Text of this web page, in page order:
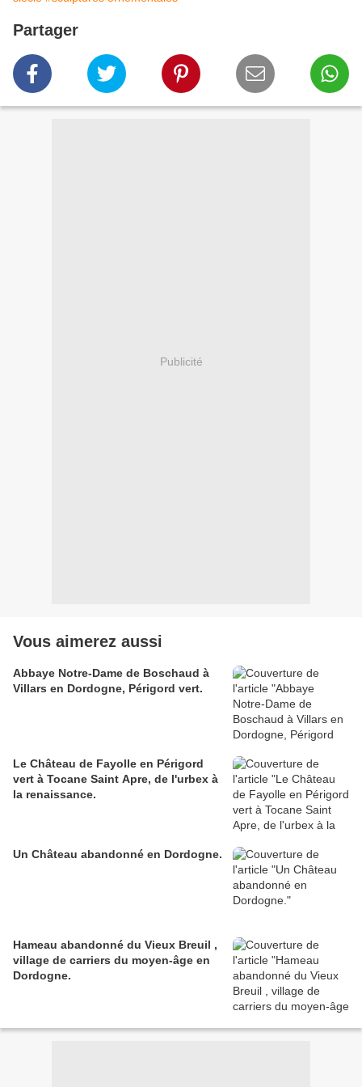
Partager
Publicité
Vous aimerez aussi
Abbaye Notre-Dame de Boschaud à
Villars en Dordogne, Périgord vert.
Le Château de Fayolle en Périgord
vert à Tocane Saint Apre, de l'urbex à
la renaissance.
Un Château abandonné en Dordogne.
Hameau abandonné du Vieux Breuil ,
village de carriers du moyen-âge en
Dordogne.